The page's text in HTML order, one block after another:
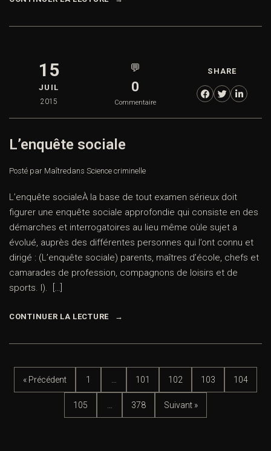
15
JUIL
2015
💬
0
Commentaire
SHARE
L’enquête sociale
Posté par Maîtredans Science criminelle
L’enquête socialeÀ la base de tout examen sérieux doit
figurer une enquête sociale approfondie qui consiste en des
démarches et interrogatoires au lieu même oùle sujet a
évolué, auprès des différentes personnes qui l’ont connu et
dirigé : (L’enquête sociale) parents, maîtres d’école, chefs et
camarades de profession, compagnons de loisirs et de
sports. I). […]
CONTINUER LA LECTURE
« Précédent 1 101 102 103 104
105 378 Suivant »